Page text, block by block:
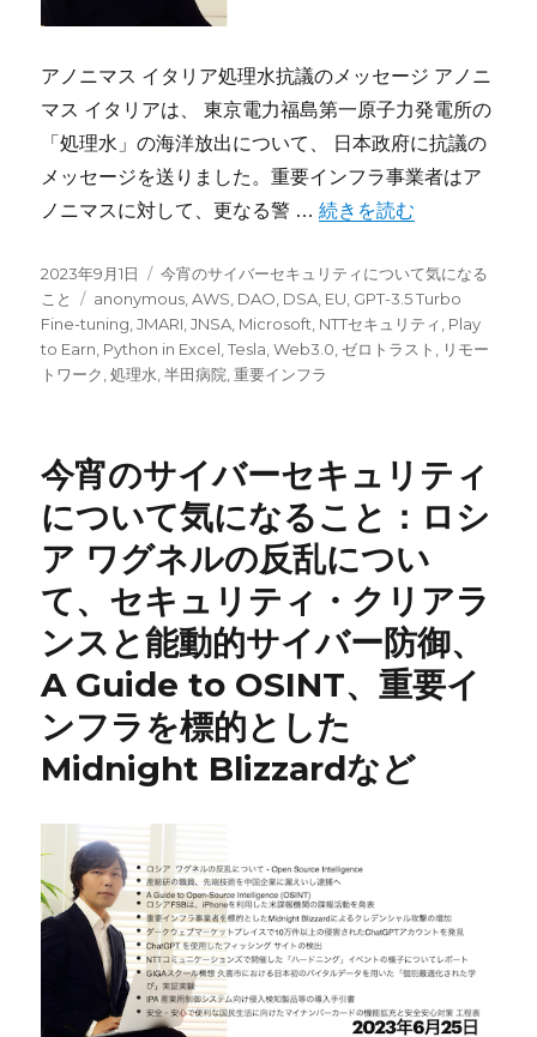
アノニマス イタリア処理水抗議のメッセージ アノニ
マス イタリアは、 東京電力福島第一原子力発電所の
「処理水」の海洋放出について、 日本政府に抗議の
メッセージを送りました。重要インフラ事業者はア
ノニマスに対して、更なる警 …“今宵のサイバーセキュ
続きを読む
投
稿
日:
2023年9月1日
カ
テ
ゴ
リ
ー
今宵のサイバーセキュリティについて気になる
こと
タ
グ
anonymous ,AWS DAO DSA EU GPT-3.5 Turbo
Fine-tuning ,JMARI ,JNSA Microsoft NTTセキュリティ Play
to Earn Python in Excel ,Tesla ,Web3.0 ,ゼロトラスト
リモー
トワーク ,処理水 ,半田病院 ,重要インフラ
今宵のサイバーセキュリティ
について気になること：ロシ
ア ワグネルの反乱につい
て、セキュリティ・クリアラ
ンスと能動的サイバー防御、
A Guide to OSINT、重要イ
ンフラを標的とした
Midnight Blizzardなど